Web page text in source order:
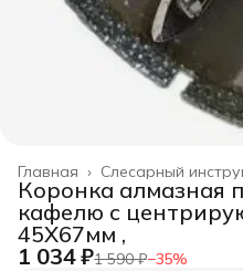
Слесарный
Главная ›
Коронка алмазная
кафелю с
45Х67мм ,
1 034 ₽1 590 ₽−35%